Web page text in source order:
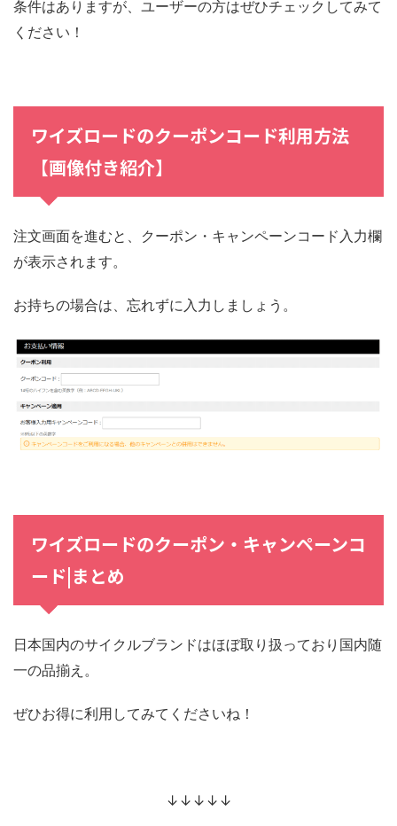
条件はありますが、ユーザーの方はぜひチェックしてみて
ください！
ワイズロードのクーポンコード利用方法
【画像付き紹介】
注文画面を進むと、クーポン・キャンペーンコード入力欄
が表示されます。
お持ちの場合は、忘れずに入力しましょう。
ワイズロードのクーポン・キャンペーンコ
ード|まとめ
日本国内のサイクルブランドはほぼ取り扱っており国内随
一の品揃え。
ぜひお得に利用してみてくださいね！
↓↓↓↓↓